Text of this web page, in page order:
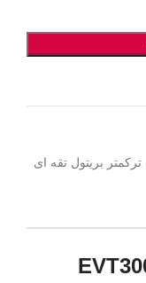
ترکمتر بریتول تقه ای